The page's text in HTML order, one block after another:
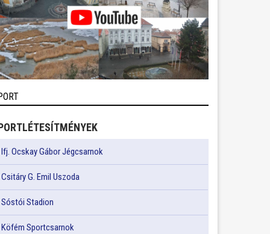
Ifj. Ocskay Gábor Jégcsarnok
Csitáry G. Emil Uszoda
Sóstói Stadion
Köfém Sportcsarnok